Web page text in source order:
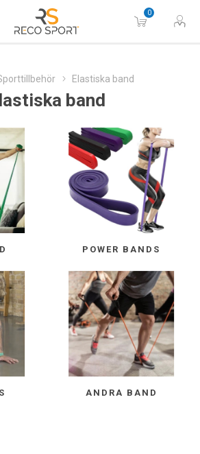
0
Elastiska band
band
POWER BANDS
ANDRA BAND